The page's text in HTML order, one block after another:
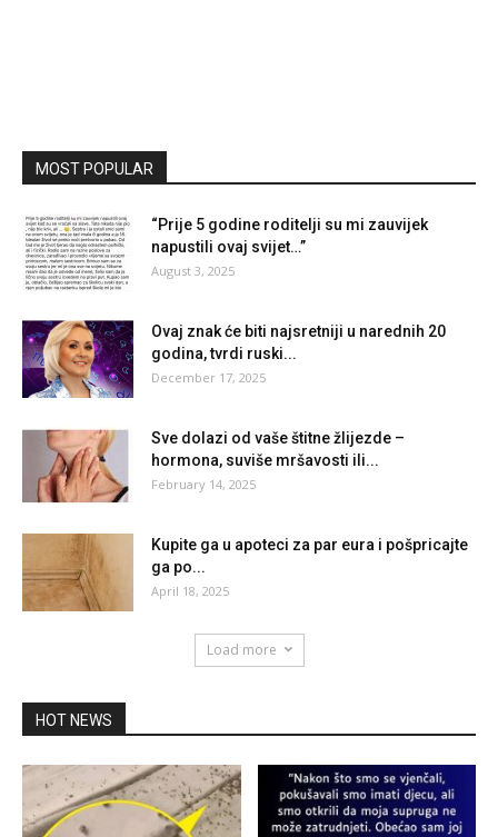
MOST POPULAR
“Prije 5 godine roditelji su mi zauvijek
napustili ovaj svijet…”
August 3, 2025
Ovaj znak će biti najsretniji u narednih 20
godina, tvrdi ruski...
December 17, 2025
Sve dolazi od vaše štitne žlijezde –
hormona, suviše mršavosti ili...
February 14, 2025
Kupite ga u apoteci za par eura i pošpricajte
ga po...
April 18, 2025
Load more
HOT NEWS